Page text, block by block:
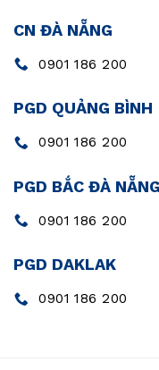
CN ĐÀ NẴNG
0901 186 200
PGD QUẢNG BÌNH
0901 186 200
PGD BẮC ĐÀ NẴNG
0901 186 200
PGD DAKLAK
0901 186 200